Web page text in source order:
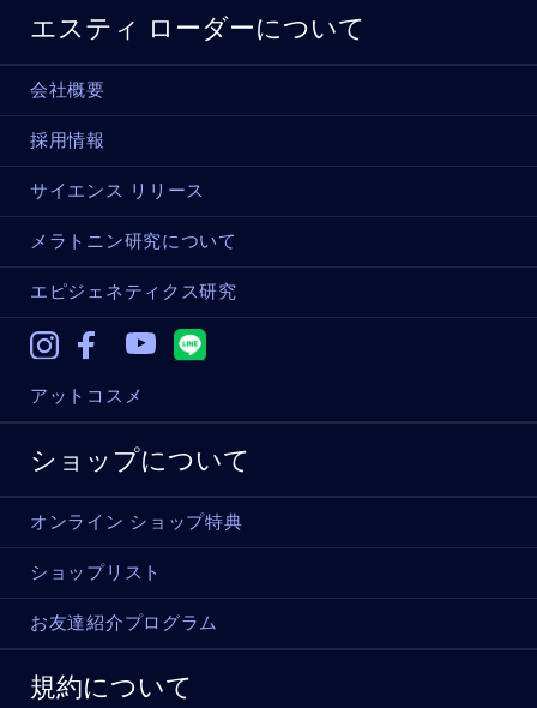
エスティ ローダーについて
会社概要
採用情報
サイエンス リリース
メラトニン研究について
エピジェネティクス研究
InstagramFacebook
アットコスメ
ショップについて
オンライン ショップ特典
ショップリスト
お友達紹介プログラム
規約について